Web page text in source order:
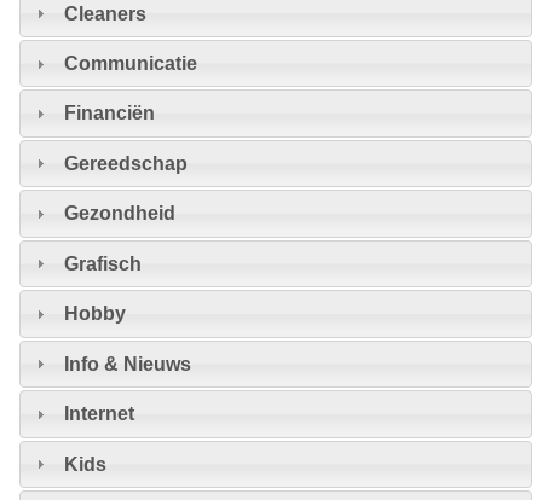
Cleaners
Communicatie
Financiën
Gereedschap
Gezondheid
Grafisch
Hobby
Info & Nieuws
Internet
Kids